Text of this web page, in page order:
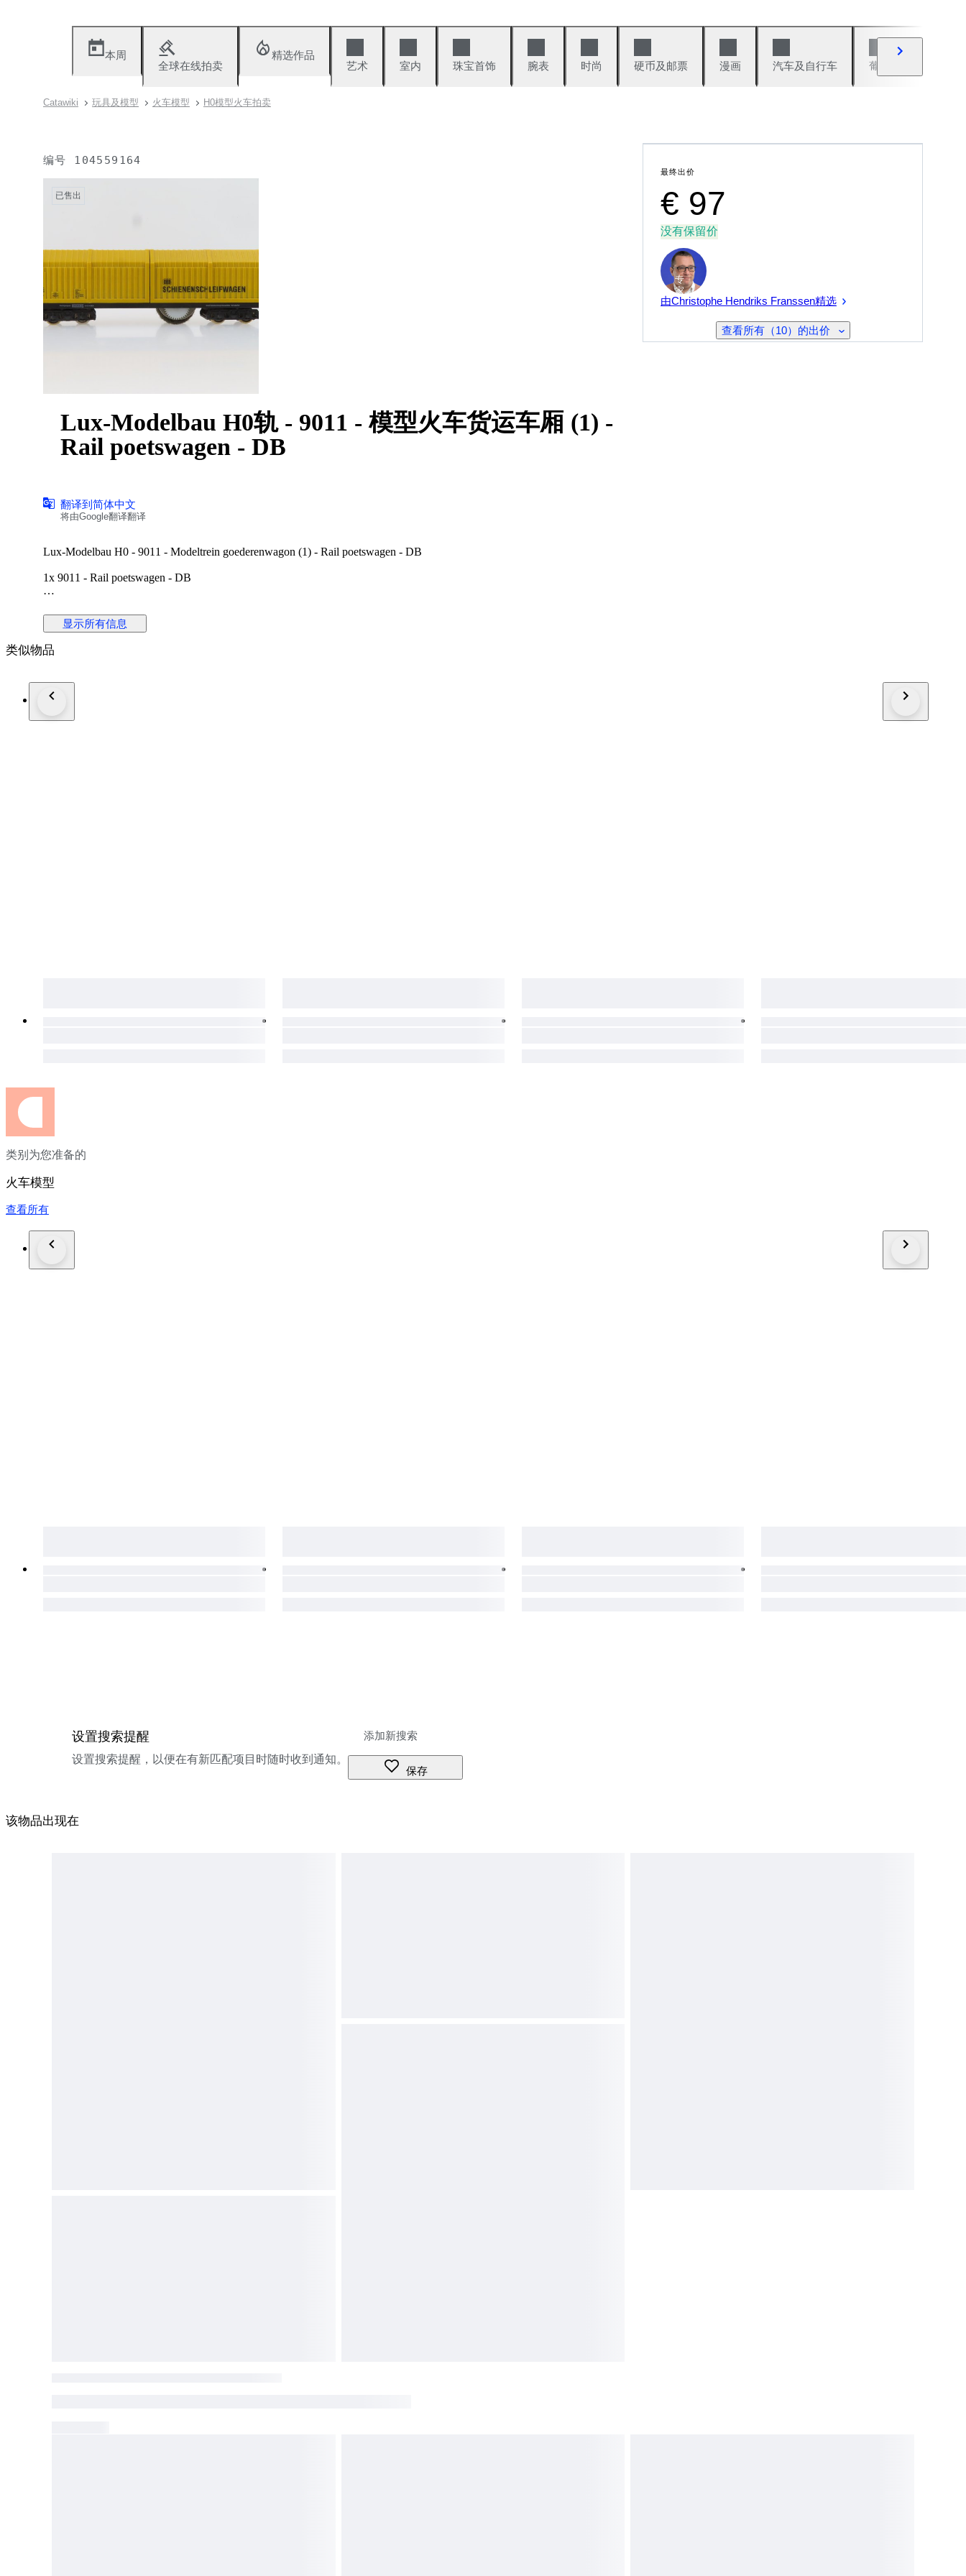
本周
全球在线拍卖
精选作品
艺术
室内 珠宝首饰 腕表 时尚 硬币及邮票 漫画 汽车及自行车 葡萄酒及烈性酒
Catawiki 玩具及模型 火车模型 H0模型火车拍卖
编号 104559164
已售出
Lux-Modelbau H0轨 - 9011 - 模型火车货运车厢 (1) -
Rail poetswagen - DB
翻译到简体中文
将由Google翻译翻译
Lux-Modelbau H0 - 9011 - Modeltrein goederenwagon (1) - Rail poetswagen - DB
1x 9011 - Rail poetswagen - DB
poetsmachine altijd aan staan.
Er mist een buffer, zie foto's
Locomotieven hebben 1 maand garantie na aankoop.
Alle pakketten worden aangetekend en verzekerd verzonden
显示所有信息
最终出价
€ 97
没有保留价
专
家
由Christophe Hendriks Franssen精选
查看所有（10）的出价
类似物品
类别为您准备的
火车模型
查看所有
设置搜索提醒
设置搜索提醒，以便在有新匹配项目时随时收到通知。
保存
该物品出现在